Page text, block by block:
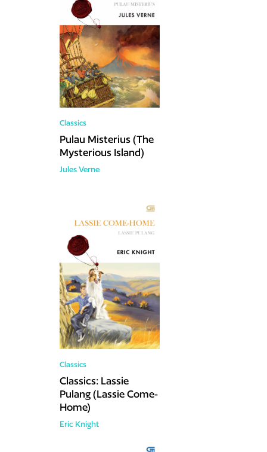
Classics
Pulau Misterius (The
Mysterious Island)
Jules Verne
Classics
Classics: Lassie
Pulang (Lassie Come-
Home)
Eric Knight